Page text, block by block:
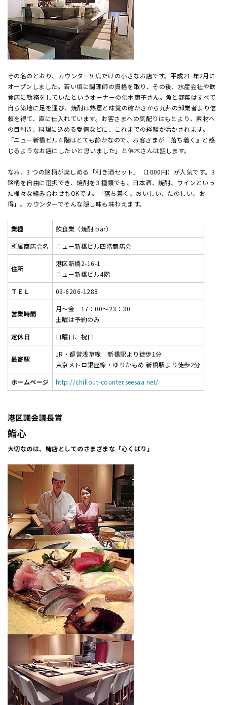
その名のとおり、カウンター9 席だけの小さなお店です。平成21 年2月に
オープンしました。若い頃に調理師の資格を取り、その後、水産会社や飲
食店に勤務をしていたというオーナーの佛木康子さん。魚と野菜はすべて
自ら築地に足を運び、焼酎は熱意と味覚の確かさから九州の卸業者より信
頼を得て、直に仕入れています。お客さまへの気配りはもとより、素材へ
の目利き、料理に込める愛情などに、これまでの経験が活かされます。
「ニュー新橋ビル4 階はとても静かなので、お客さまが『落ち着く』と感
じるようなお店にしたいと思いました」と佛木さんは話します。
なお、3 つの銘柄が楽しめる「利き酒セット」（1000円）が人気です。3
銘柄を自由に選択でき、焼酎を3 種類でも、日本酒、焼酎、ワインといっ
た様々な組み合わせもOKです。「落ち着く、おいしい、たのしい、お
得」。カウンターでそんな隠し味も味わえます。
業種
飲食業（焼酎 bar）
所属商店会名
ニュー新橋ビル四階商店会
住所
港区新橋2-16-1
ニュー新橋ビル4階
ＴＥＬ
03-6206-1288
営業時間
月～金 17：00～23：30
土曜は予約のみ
定休日
日曜日、祝日
最寄駅
JR・都営浅草線 新橋駅より徒歩1分
東京メトロ銀座線・ゆりかもめ 新橋駅より徒歩2分
ホームページ
http://chillout-counter.seesaa.net/
港区議会議長賞
鮨心
大切なのは、鮪店としてのさまざまな「心くばり」